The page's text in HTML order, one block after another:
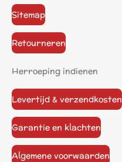
Sitemap
Retourneren
Herroeping indienen
Levertijd & verzendkosten
Garantie en klachten
Algemene voorwaarden